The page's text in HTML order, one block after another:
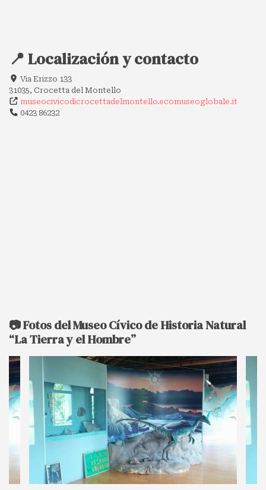
📍 Localización y contacto
Via Erizzo 133
31035, Crocetta del Montello
museocivicodicrocettadelmontello.ecomuseoglobale.it
0423 86232
📷 Fotos del Museo Cívico de Historia Natural
“La Tierra y el Hombre”